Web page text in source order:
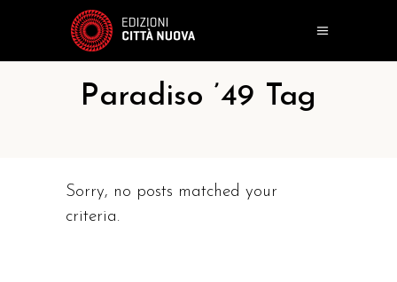
Paradiso ’49 Tag
Sorry, no posts matched your
criteria.